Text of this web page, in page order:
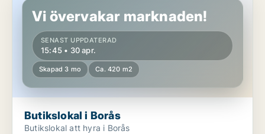
Vi övervakar marknaden!
SENAST UPPDATERAD
15:45 • 30 apr.
Skapad 3 mo Ca. 420 m2
Butikslokal i Borås
Butikslokal att hyra i Borås